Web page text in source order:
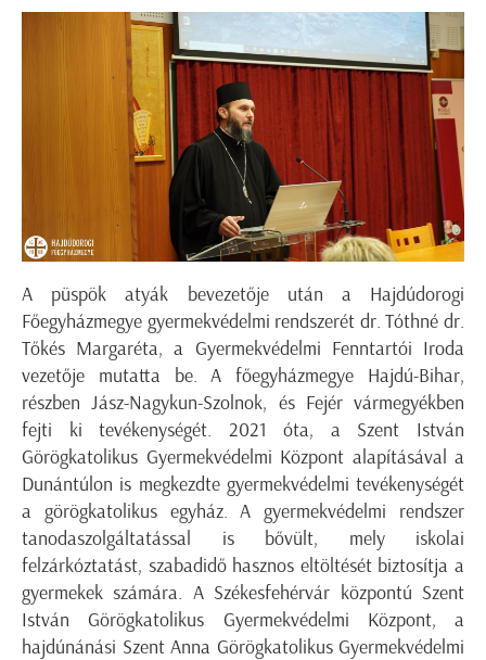
A püspök atyák bevezetője után a Hajdúdorogi
Főegyházmegye gyermekvédelmi rendszerét dr. Tóthné dr.
Tőkés Margaréta, a Gyermekvédelmi Fenntartói Iroda
vezetője mutatta be. A főegyházmegye Hajdú-Bihar,
részben Jász-Nagykun-Szolnok, és Fejér vármegyékben
fejti ki tevékenységét. 2021 óta, a Szent István
Görögkatolikus Gyermekvédelmi Központ alapításával a
Dunántúlon is megkezdte gyermekvédelmi tevékenységét
a görögkatolikus egyház. A gyermekvédelmi rendszer
tanodaszolgáltatással is bővült, mely iskolai
felzárkóztatást, szabadidő hasznos eltöltését biztosítja a
gyermekek számára. A Székesfehérvár központú Szent
István Görögkatolikus Gyermekvédelmi Központ, a
hajdúnánási Szent Anna Görögkatolikus Gyermekvédelmi